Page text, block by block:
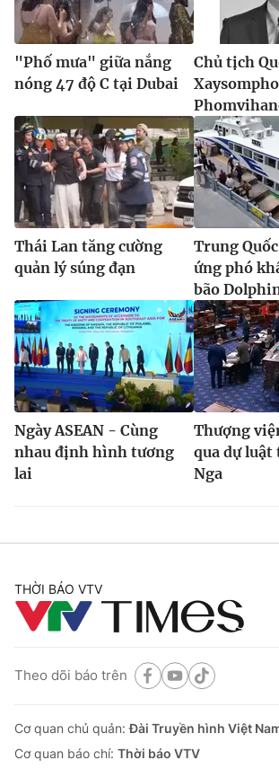
"Phố mưa" giữa nắng
nóng 47 độ C tại Dubai
Chủ tịch
Thái Lan tăng cường
quản lý súng đạn
Trung
ứng phó
bão
Ngày ASEAN - Cùng
nhau định hình tương
lai
Thượng
qua dự
Nga
THỜI BÁO VTV
Theo dõi báo trên
Cơ quan chủ quản:Đài Truyền hình Việt
Cơ quan báo chí: Thời báo VTV